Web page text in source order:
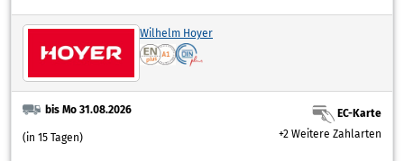
Wilhelm Hoyer
bis Mo 31.08.2026
(in 15 Tagen)
EC-Karte
+2 Weitere Zahlarten